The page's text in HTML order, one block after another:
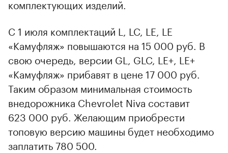
комплектующих изделий.
С 1 июля комплектаций L, LC, LE, LE
«Камуфляж» повышаются на 15 000 руб. В
свою очередь, версии GL, GLC, LE+, LE+
«Камуфляж» прибавят в цене 17 000 руб.
Таким образом минимальная стоимость
внедорожника Chevrolet Niva составит
623 000 руб. Желающим приобрести
топовую версию машины будет необходимо
заплатить 780 500.